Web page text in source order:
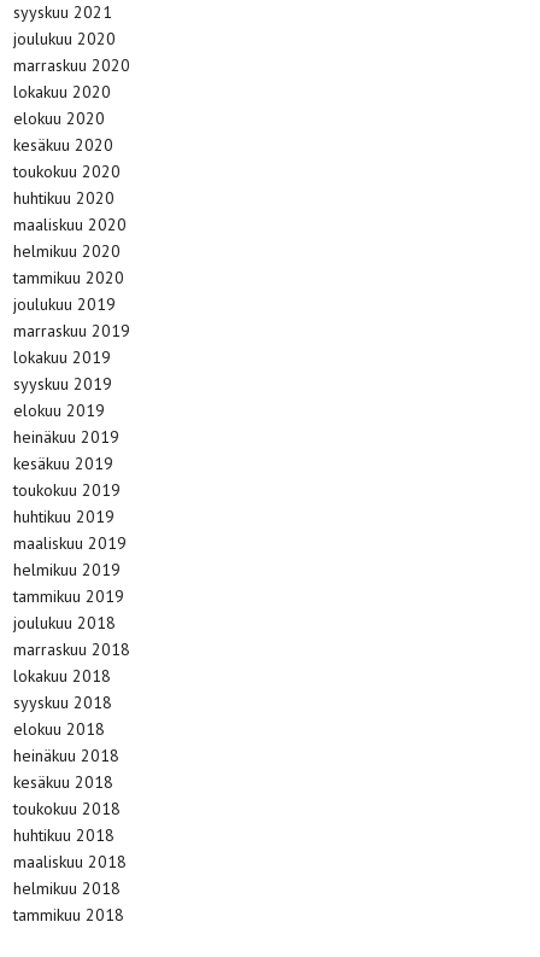
syyskuu 2021
joulukuu 2020
marraskuu 2020
lokakuu 2020
elokuu 2020
kesäkuu 2020
toukokuu 2020
huhtikuu 2020
maaliskuu 2020
helmikuu 2020
tammikuu 2020
joulukuu 2019
marraskuu 2019
lokakuu 2019
syyskuu 2019
elokuu 2019
heinäkuu 2019
kesäkuu 2019
toukokuu 2019
huhtikuu 2019
maaliskuu 2019
helmikuu 2019
tammikuu 2019
joulukuu 2018
marraskuu 2018
lokakuu 2018
syyskuu 2018
elokuu 2018
heinäkuu 2018
kesäkuu 2018
toukokuu 2018
huhtikuu 2018
maaliskuu 2018
helmikuu 2018
tammikuu 2018